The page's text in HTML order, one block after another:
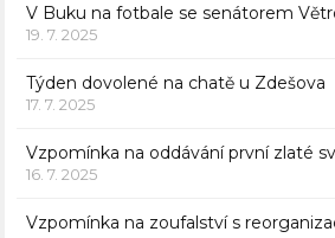
V Buku na fotbale se senátorem
19. 7. 2025
Týden dovolené na chatě u Zdešova
17. 7. 2025
Vzpomínka na oddávání první zlaté
16. 7. 2025
Vzpomínka na zoufalství s